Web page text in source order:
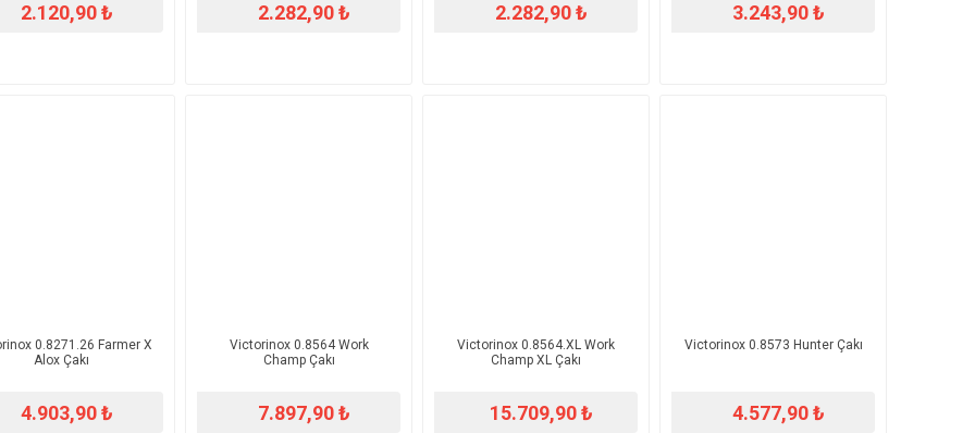
2.120,90 ₺ 2.282,90 ₺ 2.282,90 ₺ 3.243,90 ₺
0.8271.26 Farmer X
Alox Çakı
4.903,90 ₺
​Victorinox 0.8564 Work
Champ Çakı
7.897,90 ₺
​Victorinox 0.8564.XL Work
Champ XL Çakı
15.709,90 ₺
​Victorinox 0.8573 Hunter Çakı
4.577,90 ₺